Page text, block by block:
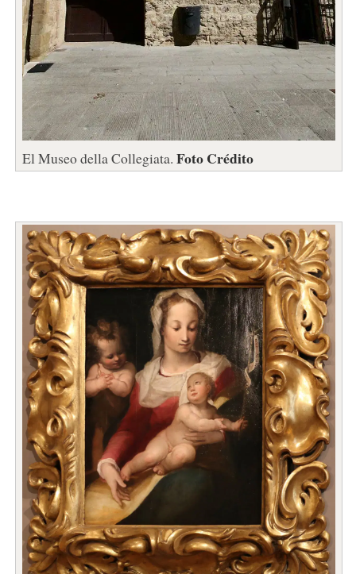
El Museo della Collegiata. Foto Crédito